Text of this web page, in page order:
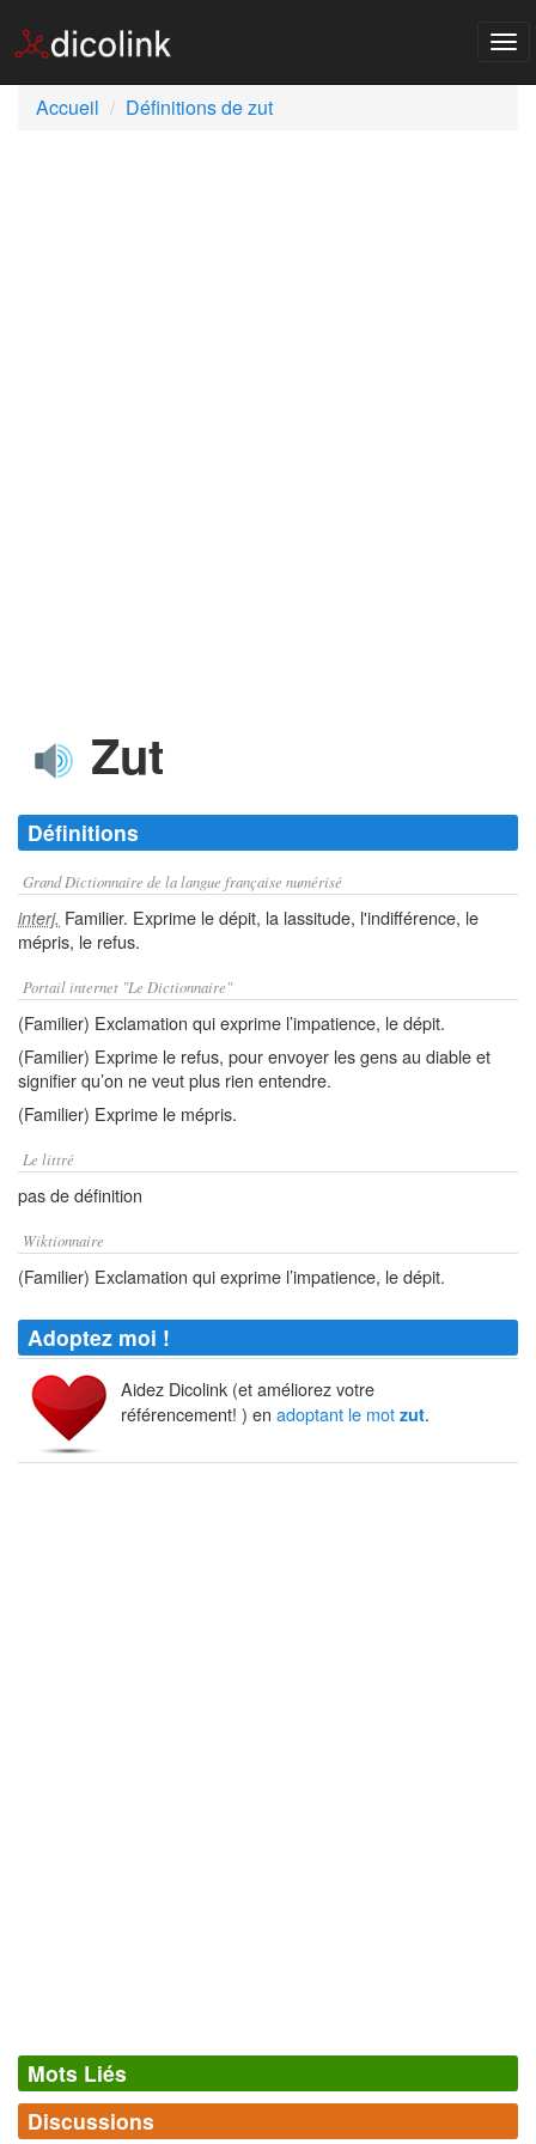
Accueil
Définitions de zut
Zut
Définitions
Grand Dictionnaire de la langue française numérisé
interj. Familier. Exprime le dépit, la lassitude, l'indifférence, le
mépris, le refus.
Portail internet "Le Dictionnaire"
(Familier) Exclamation qui exprime l’impatience, le dépit.
(Familier) Exprime le refus, pour envoyer les gens au diable et
signifier qu’on ne veut plus rien entendre.
(Familier) Exprime le mépris.
Le littré
pas de définition
Wiktionnaire
(Familier) Exclamation qui exprime l’impatience, le dépit.
Adoptez moi !
Aidez Dicolink (et améliorez votre
référencement! ) en adoptant le mot zut.
Mots Liés
Synonymes(4)
Discussions